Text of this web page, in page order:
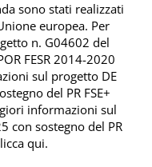
sono stati realizzati
europea. Per
n. G04602 del
FESR 2014-2020
sul progetto DE
del PR FSE+
informazioni sul
con sostegno del PR
qui.